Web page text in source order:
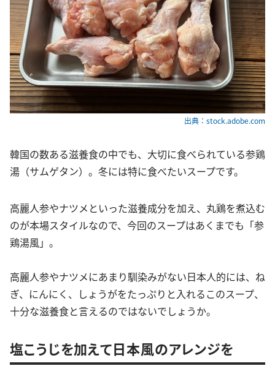
出典：stock.adobe.com
韓国の数ある滋養食の中でも、大切に食べられている参鶏
湯（サムゲタン）。冬には特に食べたいスープです。
高麗人参やナツメといった滋養成分を加え、丸鶏を煮込む
のが本場スタイルなので、今回のスープはあくまでも「参
鶏湯風」。
高麗人参やナツメにあまり馴染みがない日本人的には、ね
ぎ、にんにく、しょうがをたっぷりと入れるこのスープ、
十分な滋養食と言えるのではないでしょうか。
塩こうじを加えて日本風のアレンジを